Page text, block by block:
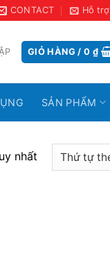
CONTACT Hỗ trợ
GIỎ HÀNG /0 ₫
SẢN PHẨM
nhất